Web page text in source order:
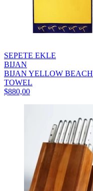
SEPETE EKLE
BIJAN
BIJAN YELLOW BEACH
TOWEL
$880,00